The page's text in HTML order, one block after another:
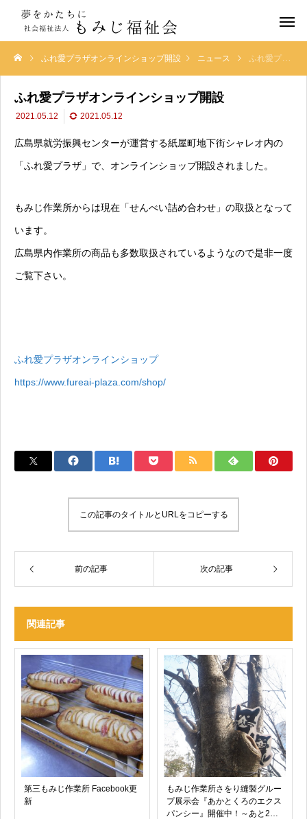
ふれ愛プラザオンラインショップ開設 ニュース ふれ愛プラザオンラインショップ開設
ふれ愛プラザオンラインショップ開設
2021.05.12 2021.05.12
広島県就労振興センターが運営する紙屋町地下街シャレオ内の
「ふれ愛プラザ」で、オンラインショップ開設されました。
もみじ作業所からは現在「せんべい詰め合わせ」の取扱となって
います。
広島県内作業所の商品も多数取扱されているようなので是非一度
ご覧下さい。
ふれ愛プラザオンラインショップ
https://www.fureai-plaza.com/shop/
この記事のタイトルとURLをコピーする
前の記事 次の記事
関連記事
第三もみじ作業所 Facebook更
新
もみじ作業所さをり縫製グルー
プ展示会『あかとくろのエクス
パンシー』開催中！～あと2日